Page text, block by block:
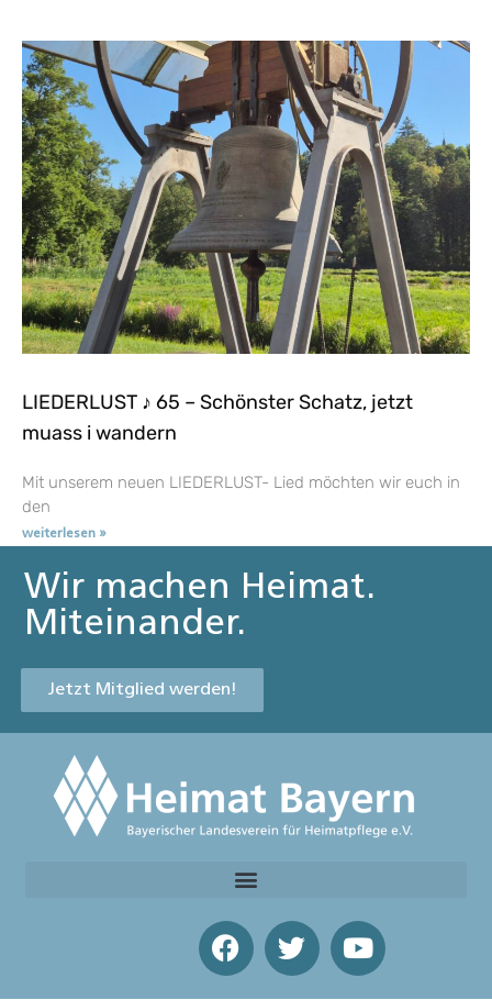
LIEDERLUST ♪ 65 – Schönster Schatz, jetzt
muass i wandern
Mit unserem neuen LIEDERLUST- Lied möchten wir euch in
den
weiterlesen »
Wir machen Heimat.
Miteinander.
Jetzt Mitglied werden!